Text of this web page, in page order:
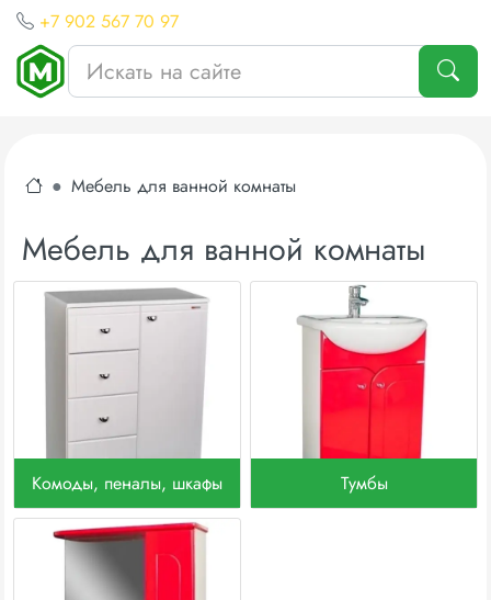
+7 902 567 70 97
Мебель для ванной комнаты
Мебель для ванной комнаты
Комоды, пеналы, шкафы Тумбы